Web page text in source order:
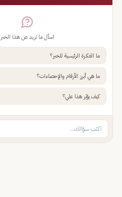
اسأل ما تريد عن هذا الخبر
ما الفكرة الرئيسية للخبر؟
ما هي أبرز الأرقام والإحصاءات؟
كيف يؤثر هذا علي؟